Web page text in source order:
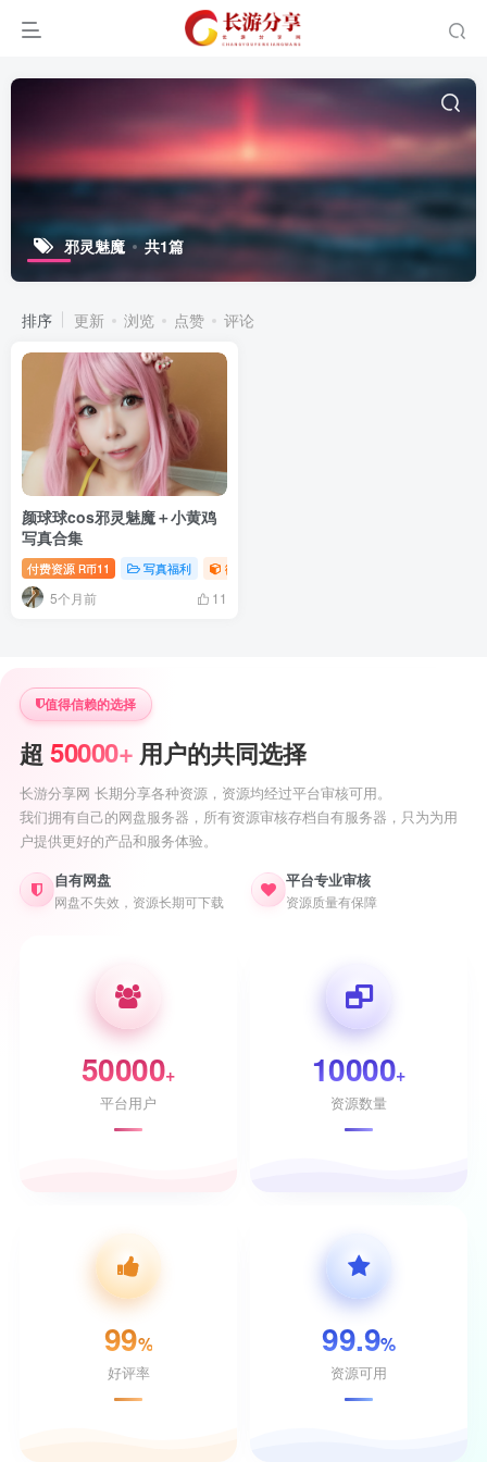
邪灵魅魔 共1篇
排序 更新 浏览 点赞 评论
颜球球cos邪灵魅魔＋小黄鸡
写真合集
付费资源 R币11 写真福利 御姐写真照片专题
5个月前 11
值得信赖的选择
超50000+ 用户的共同选择
长游分享网 长期分享各种资源，资源均经过平台审核可用。
我们拥有自己的网盘服务器，所有资源审核存档自有服务器，只为为用
户提供更好的产品和服务体验。
自有网盘
网盘不失效，资源长期可下载
平台专业审核
资源质量有保障
50000+
平台用户
10000+
资源数量
99%
好评率
99.9%
资源可用